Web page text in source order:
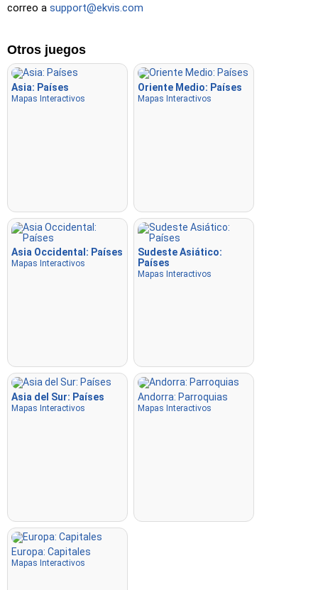
correo a support@ekvis.com
Otros juegos
Asia: Países
Mapas Interactivos
Oriente Medio: Países
Mapas Interactivos
Asia Occidental: Países
Mapas Interactivos
Sudeste Asiático:
Países
Mapas Interactivos
Asia del Sur: Países
Mapas Interactivos
Andorra: Parroquias
Mapas Interactivos
Europa: Capitales
Mapas Interactivos